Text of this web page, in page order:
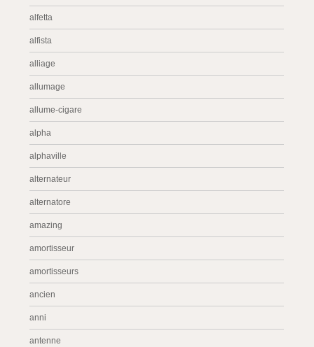
alfetta
alfista
alliage
allumage
allume-cigare
alpha
alphaville
alternateur
alternatore
amazing
amortisseur
amortisseurs
ancien
anni
antenne